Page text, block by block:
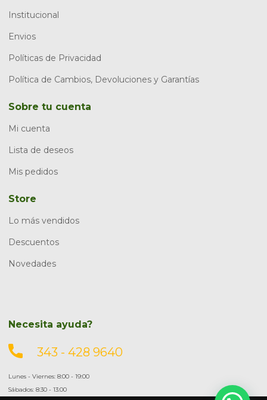
Institucional
Envios
Políticas de Privacidad
Política de Cambios, Devoluciones y Garantías
Sobre tu cuenta
Mi cuenta
Lista de deseos
Mis pedidos
Store
Lo más vendidos
Descuentos
Novedades
Necesita ayuda?
343 - 428 9640
Lunes - Viernes: 8:00 - 19:00
Sábados: 8:30 - 13:00